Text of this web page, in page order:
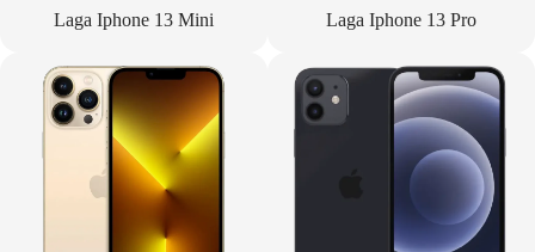
Laga Iphone 13 Mini Laga Iphone 13 Pro